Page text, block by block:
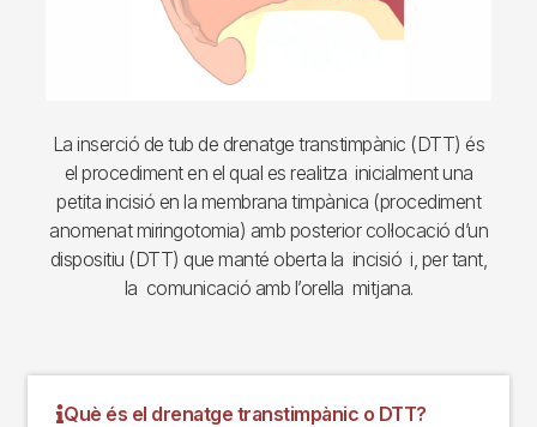
La inserció de tub de drenatge transtimpànic (DTT) és
el procediment en el qual es realitza inicialment una
petita incisió en la membrana timpànica (procediment
anomenat miringotomia) amb posterior col·locació d’un
dispositiu (DTT) que manté oberta la incisió i, per tant,
la comunicació amb l’orella mitjana.
Què és el drenatge transtimpànic o DTT?